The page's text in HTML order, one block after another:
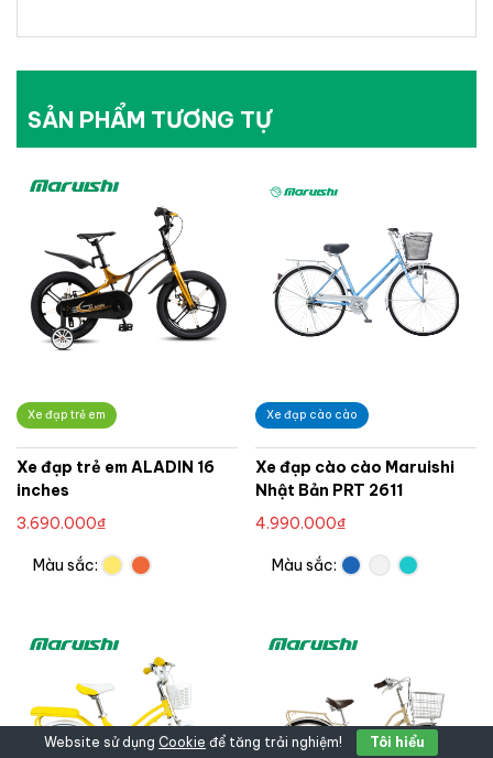
SẢN PHẨM TƯƠNG TỰ
Xe đạp trẻ em
Xe đạp trẻ em ALADIN 16
inches
3.690.000₫
Màu sắc:
Xe đạp cào cào
Xe đạp cào cào Maruishi
Nhật Bản PRT 2611
4.990.000₫
Màu sắc:
Website sử dụng Cookie để tăng trải nghiệm! Tôi hiểu